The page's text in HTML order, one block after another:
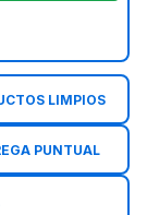
LIMPIOS
PUNTUAL